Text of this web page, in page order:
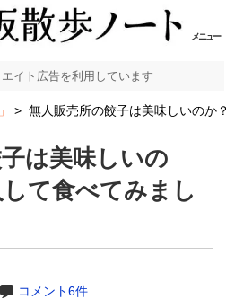
メニュー
イト広告を利用しています
無人販売所の餃子は美味しいのか
は美味しいの
て食べてみまし
コメント6件